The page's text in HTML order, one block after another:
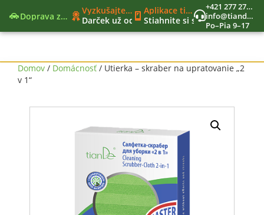
Doprava zadarmo
Vyzkušajte nové moderné funkcie
Darček už od 40€
Nový nákupný zoznam
Aplikace tianDe Beroun
Stiahnite si svet tianDe do
+421 277 270 579
info@tiandekozmetika.sk
Po–Pia 9–17
Domov / Domácnosť / Utierka – skraber na upratovanie „2
v 1“